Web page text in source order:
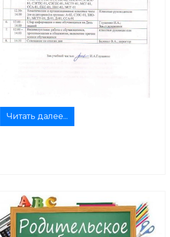
Читать далее...